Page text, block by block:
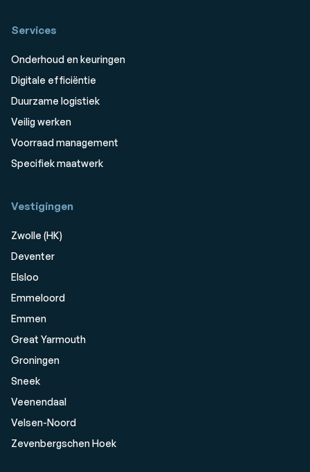
Services
Onderhoud en keuringen
Digitale efficiëntie
Duurzame logistiek
Veilig werken
Voorraad management
Specifiek maatwerk
Vestigingen
Zwolle (HK)
Deventer
Elsloo
Emmeloord
Emmen
Great Yarmouth
Groningen
Sneek
Veenendaal
Velsen-Noord
Zevenbergschen Hoek